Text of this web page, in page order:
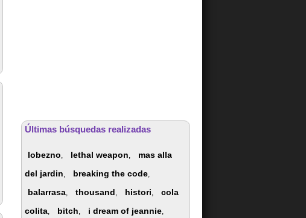
Últimas búsquedas realizadas
lobezno, lethal weapon,
mas alla
del jardin, breaking the code,
balarrasa, thousand, histori,
cola
colita, bitch, i dream of jeannie,